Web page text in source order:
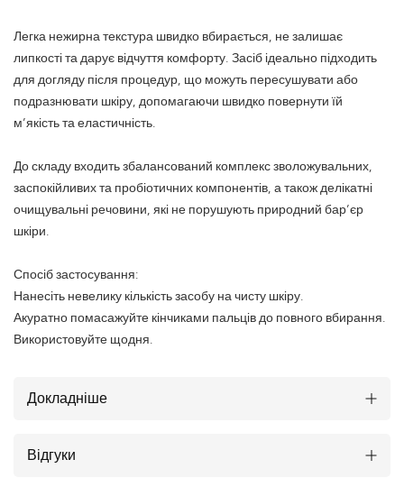
Легка нежирна текстура швидко вбирається, не залишає
липкості та дарує відчуття комфорту. Засіб ідеально підходить
для догляду після процедур, що можуть пересушувати або
подразнювати шкіру, допомагаючи швидко повернути їй
м’якість та еластичність.
До складу входить збалансований комплекс зволожувальних,
заспокійливих та пробіотичних компонентів, а також делікатні
очищувальні речовини, які не порушують природний бар’єр
шкіри.
Спосіб застосування:
Нанесіть невелику кількість засобу на чисту шкіру.
Акуратно помасажуйте кінчиками пальців до повного вбирання.
Використовуйте щодня.
Докладніше
Відгуки